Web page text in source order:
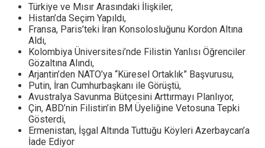
Türkiye ve Mısır Arasındaki İlişkiler,
Histan’da Seçim Yapıldı,
Fransa, Paris’teki İran Konsolosluğunu Kordon Altına
Aldı,
Kolombiya Üniversitesi’nde Filistin Yanlısı Öğrenciler
Gözaltına Alındı,
Arjantin’den NATO’ya “Küresel Ortaklık” Başvurusu,
Putin, İran Cumhurbaşkanı ile Görüştü,
Avustralya Savunma Bütçesini Arttırmayı Planlıyor,
Çin, ABD’nin Filistin’in BM Üyeliğine Vetosuna Tepki
Gösterdi,
Ermenistan, İşgal Altında Tuttuğu Köyleri Azerbaycan’a
İade Ediyor